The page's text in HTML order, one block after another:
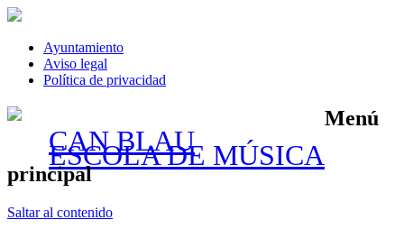
Ayuntamiento
Aviso legal
Política de privacidad
CAN BLAU
ESCOLA DE MÚSICA
Menú
principal
Saltar al contenido